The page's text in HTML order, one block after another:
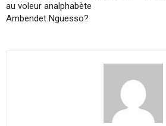
au voleur analphabète
Ambendet Nguesso?